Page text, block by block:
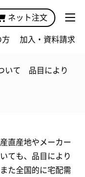
ネット注文
方 加入・資料請求
いて 品目により
直産地やメーカー
ても、品目により
た全国的に宅配需